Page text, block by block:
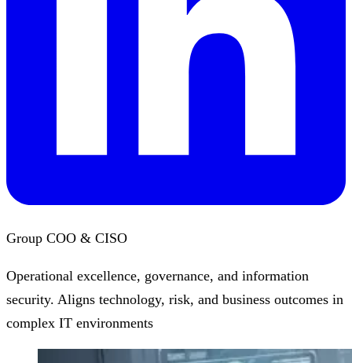
Group COO & CISO
Operational excellence, governance, and information
security. Aligns technology, risk, and business outcomes in
complex IT environments